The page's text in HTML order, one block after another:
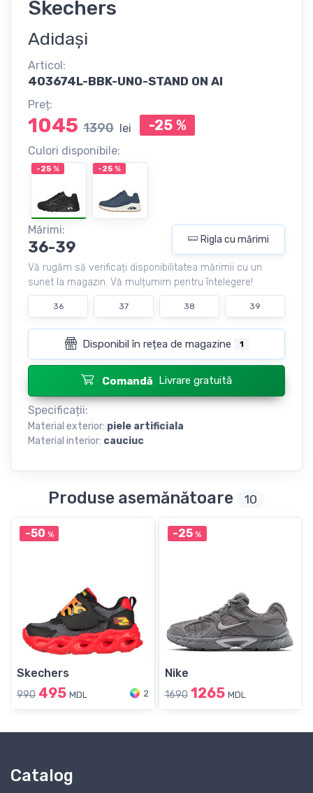
Skechers
Adidași
Articol:
403674L-BBK-UNO-STAND ON AI
Preț:
1045 1390 lei -25%
Culori disponibile:
-25 % -25 %
Mărimi:
36-39 Rigla cu mărimi
Vă rugăm să verificați disponibilitatea mărimii cu un
sunet la magazin. Vă mulțumim pentru întelegere!
36 37 38 39
Disponibil în rețea de magazine 1
Comandă Livrare gratuită
Specificații:
Material exterior: piele artificiala
Material interior: cauciuc
Produse asemănătoare 10
-50 %
Skechers
990 495 MDL 2
-25 %
Nike
1690 1265 MDL
Catalog